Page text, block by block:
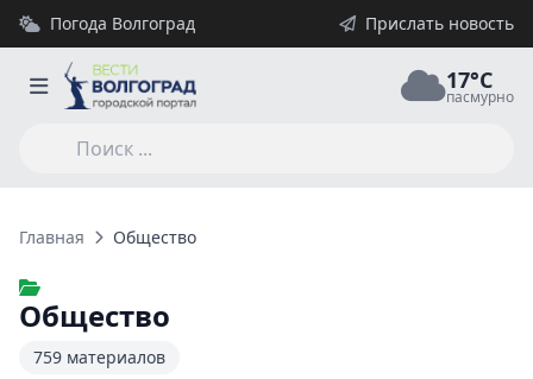
Погода Волгоград Прислать новость
17°C
пасмурно
Главная Общество
Общество
759 материалов